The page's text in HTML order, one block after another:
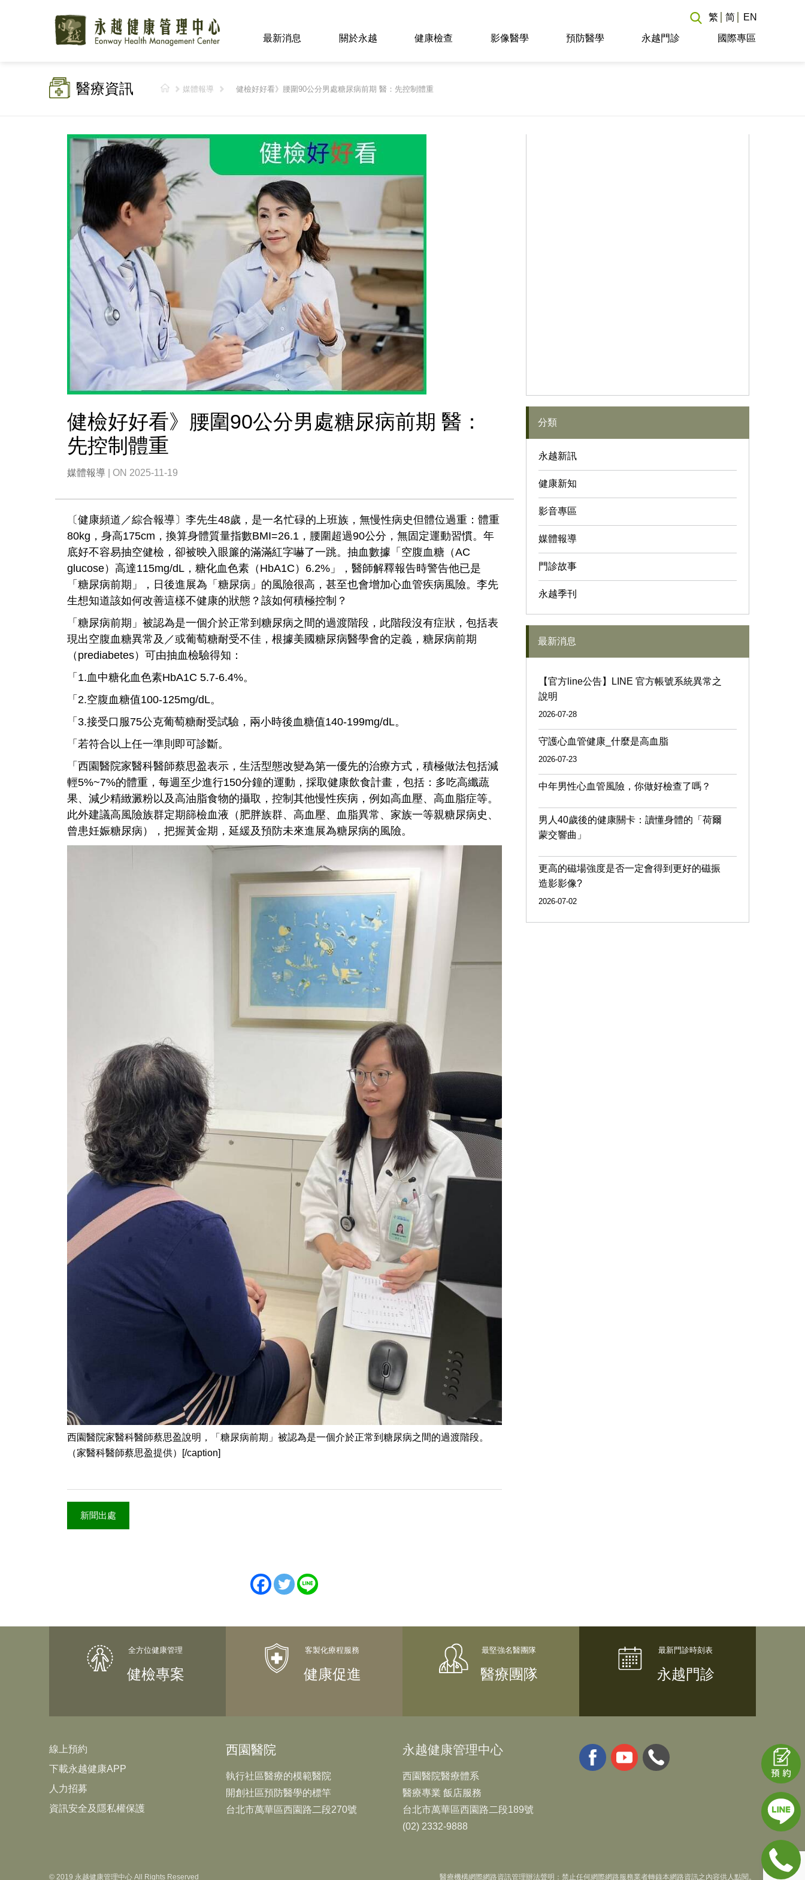
最新消息 關於永越 健康檢查 影像醫學 預防醫學 永越門診 國際專區
繁 简 EN
醫療資訊 媒體報導 健檢好好看》腰圍90公分男處糖尿病前期 醫：先控制體重
健檢好好看》腰圍90公分男處糖尿病前期 醫：
先控制體重
媒體報導 | ON 2025-11-19
〔健康頻道／綜合報導〕李先生48歲，是一名忙碌的上班族，無慢性病史但體位過重：體重
80kg，身高175cm，換算身體質量指數BMI=26.1，腰圍超過90公分，無固定運動習慣。年
底好不容易抽空健檢，卻被映入眼簾的滿滿紅字嚇了一跳。抽血數據「空腹血糖（AC
glucose）高達115mg/dL，糖化血色素（HbA1C）6.2%」，醫師解釋報告時警告他已是
「糖尿病前期」，日後進展為「糖尿病」的風險很高，甚至也會增加心血管疾病風險。李先
生想知道該如何改善這樣不健康的狀態？該如何積極控制？
「糖尿病前期」被認為是一個介於正常到糖尿病之間的過渡階段，此階段沒有症狀，包括表
現出空腹血糖異常及／或葡萄糖耐受不佳，根據美國糖尿病醫學會的定義，糖尿病前期
（prediabetes）可由抽血檢驗得知：
「1.血中糖化血色素HbA1C 5.7-6.4%。
「2.空腹血糖值100-125mg/dL。
「3.接受口服75公克葡萄糖耐受試驗，兩小時後血糖值140-199mg/dL。
「若符合以上任一準則即可診斷。
「西園醫院家醫科醫師蔡思盈表示，生活型態改變為第一優先的治療方式，積極做法包括減
輕5%~7%的體重，每週至少進行150分鐘的運動，採取健康飲食計畫，包括：多吃高纖蔬
果、減少精緻澱粉以及高油脂食物的攝取，控制其他慢性疾病，例如高血壓、高血脂症等。
此外建議高風險族群定期篩檢血液（肥胖族群、高血壓、血脂異常、家族一等親糖尿病史、
曾患妊娠糖尿病），把握黃金期，延緩及預防未來進展為糖尿病的風險。
西園醫院家醫科醫師蔡思盈說明，「糖尿病前期」被認為是一個介於正常到糖尿病之間的過渡階段。
（家醫科醫師蔡思盈提供）[/caption]
新聞出處
分類
永越新訊
健康新知
影音專區
媒體報導
門診故事
永越季刊
最新消息
【官方line公告】LINE 官方帳號系統異常之
說明
2026-07-28
守護心血管健康_什麼是高血脂
2026-07-23
中年男性心血管風險，你做好檢查了嗎？
男人40歲後的健康關卡：讀懂身體的「荷爾
蒙交響曲」
更高的磁場強度是否一定會得到更好的磁振
造影影像?
2026-07-02
健檢專案 健康促進 醫療團隊 永越門診
線上預約
下載永越健康APP
人力招募
資訊安全及隱私權保護
西園醫院
執行社區醫療的模範醫院
開創社區預防醫學的標竿
台北市萬華區西園路二段270號
永越健康管理中心
西園醫院醫療體系
醫療專業 飯店服務
台北市萬華區西園路二段189號
(02) 2332-9888
© 2019 永越健康管理中心 All Rights Reserved 醫療機構網際網路資訊管理辦法聲明：禁止任何網際網路服務業者轉錄本網路資訊之內容供人點閱。